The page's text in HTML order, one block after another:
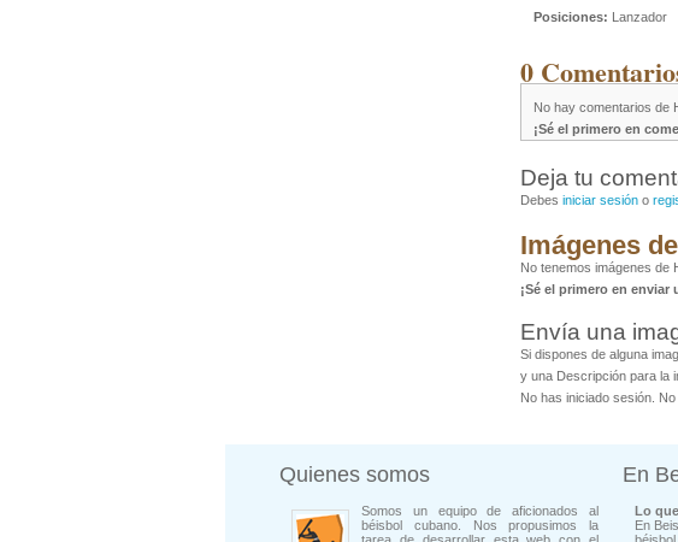
Posiciones: Lanzador
0
No hay comentarios de
¡Sé el primero en
Deja tu
Debes iniciar sesión o
Imágenes
No tenemos imágenes de
¡Sé el primero en enviar
Envía una
Si dispones de alguna
y una Descripción para la
No has iniciado sesión.
Quienes somos
Somos un equipo de aficionados al
béisbol cubano. Nos propusimos la
En
Lo
En